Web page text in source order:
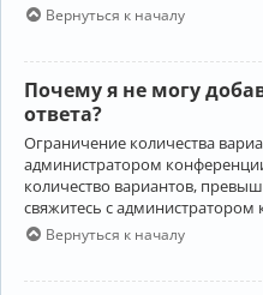
Вернуться к началу
Почему я не могу
ответа?
Ограничение количества
администратором
количество вариантов,
свяжитесь с
Вернуться к началу